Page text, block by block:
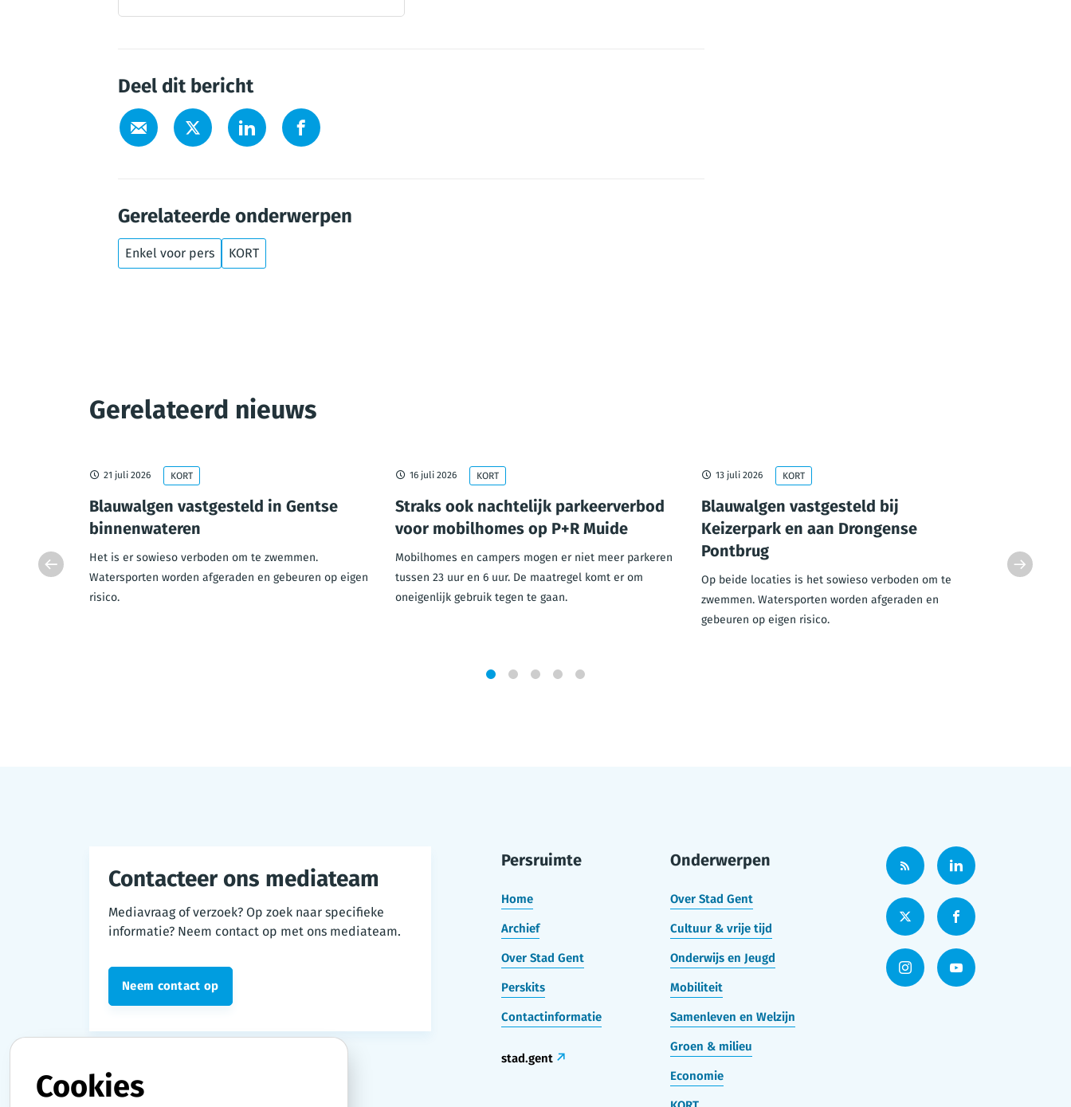
Deel dit bericht
Gerelateerde onderwerpen
Enkel voor pers KORT
Gerelateerd nieuws
in
21 juli 2026 KORT
Blauwalgen vastgesteld in Gentse
binnenwateren
Het is er sowieso verboden om te zwemmen.
Watersporten worden afgeraden en gebeuren op eigen
risico.
16 juli 2026 KORT
Straks ook nachtelijk parkeerverbod
voor mobilhomes op P+R Muide
Mobilhomes en campers mogen er niet meer parkeren
tussen 23 uur en 6 uur. De maatregel komt er om
oneigenlijk gebruik tegen te gaan.
13 juli 2026 KORT
Blauwalgen vastgesteld bij
Keizerpark en aan Drongense
Pontbrug
Op beide locaties is het sowieso verboden om te
zwemmen. Watersporten worden afgeraden en
gebeuren op eigen risico.
Met de
Contacteer ons mediateam
Mediavraag of verzoek? Op zoek naar specifieke
informatie? Neem contact op met ons mediateam.
Neem contact op
Persruimte
Home
Archief
Over Stad Gent
Perskits
Contactinformatie
stad.gent
Onderwerpen
Over Stad Gent
Cultuur & vrije tijd
Onderwijs en Jeugd
Mobiliteit
Samenleven en Welzijn
Groen & milieu
Economie
Cookies